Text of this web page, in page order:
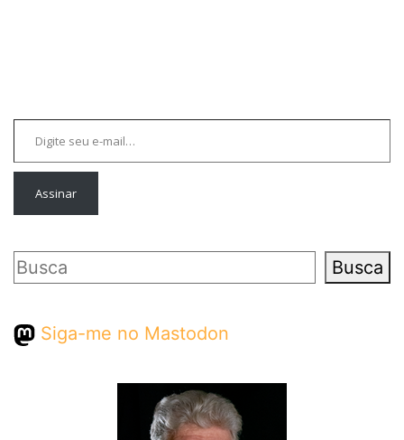
Digite seu e-mail…
Assinar
Pesquisar Busca
Siga-me no Mastodon